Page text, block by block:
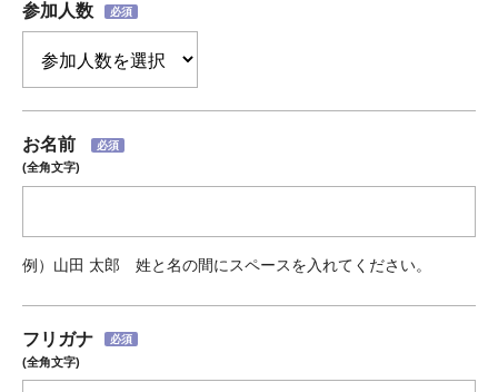
参加人数 必須
お名前
(全角文字)
必須
例）山田 太郎 姓と名の間にスペースを入れてください。
フリガナ
(全角文字)
必須